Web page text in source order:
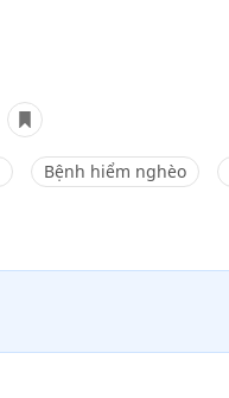
Bệnh hiểm nghèo